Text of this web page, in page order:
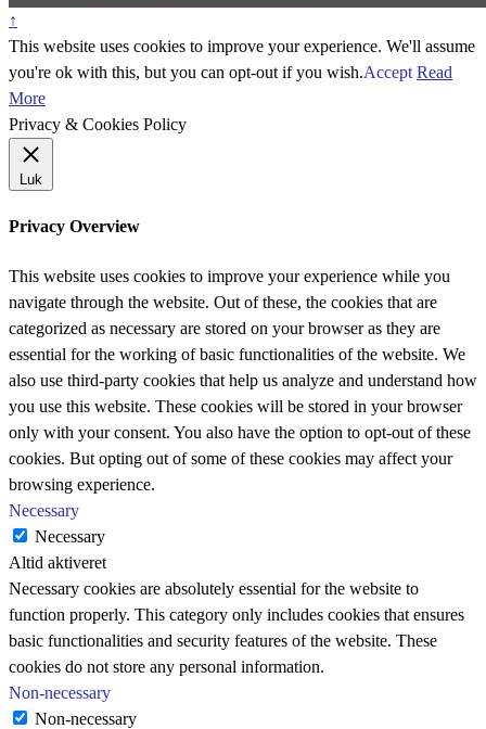
↑
This website uses cookies to improve your experience. We'll assume
you're ok with this, but you can opt-out if you wish.Accept Read
More
Privacy & Cookies Policy
Luk
Privacy Overview
This website uses cookies to improve your experience while you
navigate through the website. Out of these, the cookies that are
categorized as necessary are stored on your browser as they are
essential for the working of basic functionalities of the website. We
also use third-party cookies that help us analyze and understand how
you use this website. These cookies will be stored in your browser
only with your consent. You also have the option to opt-out of these
cookies. But opting out of some of these cookies may affect your
browsing experience.
Necessary
Necessary
Altid aktiveret
Necessary cookies are absolutely essential for the website to
function properly. This category only includes cookies that ensures
basic functionalities and security features of the website. These
cookies do not store any personal information.
Non-necessary
Non-necessary